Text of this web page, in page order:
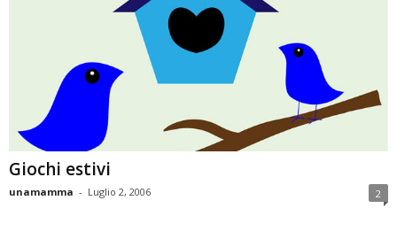
Giochi estivi
unamamma - Luglio 2, 2006 2